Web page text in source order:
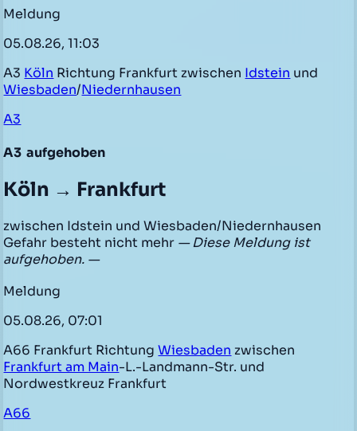
Meldung
05.08.26, 11:03
A3 Köln Richtung Frankfurt zwischen Idstein und
Wiesbaden/Niedernhausen
A3
A3 aufgehoben
Köln → Frankfurt
zwischen Idstein und Wiesbaden/Niedernhausen
Gefahr besteht nicht mehr — Diese Meldung ist
aufgehoben. —
Meldung
05.08.26, 07:01
A66 Frankfurt RichtungWiesbaden zwischen
Frankfurt am Main-L.-Landmann-Str. und
Nordwestkreuz Frankfurt
A66